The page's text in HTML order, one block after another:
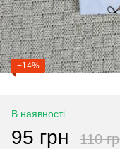
−14%
В наявності
95 грн 110